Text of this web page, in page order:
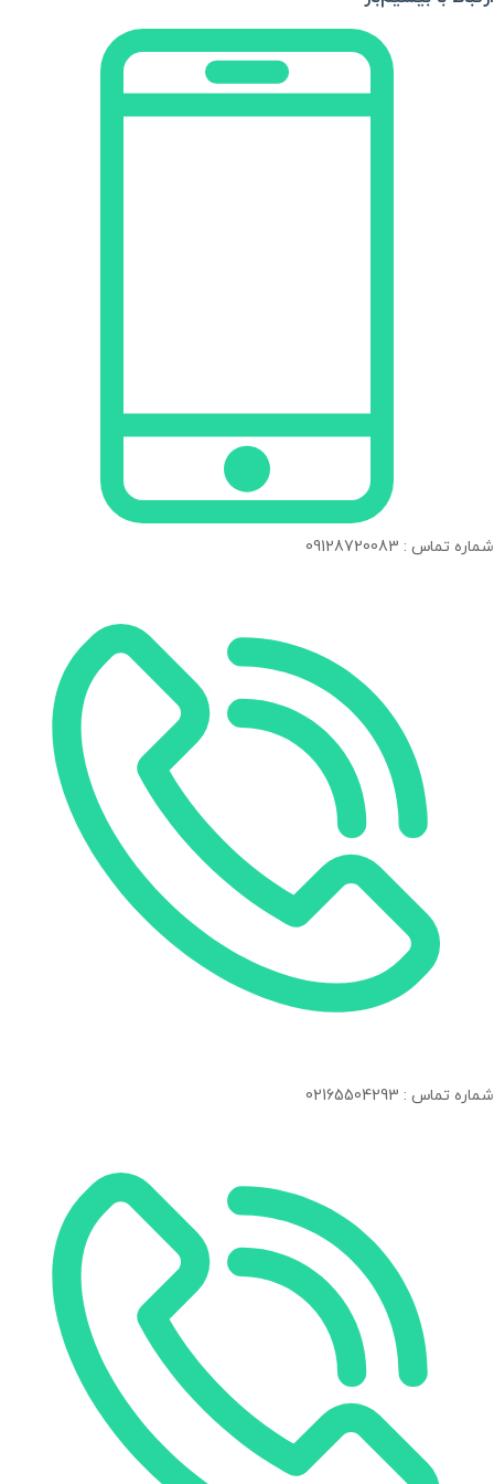
شماره تماس : 09128720083
شماره تماس : 02165504293